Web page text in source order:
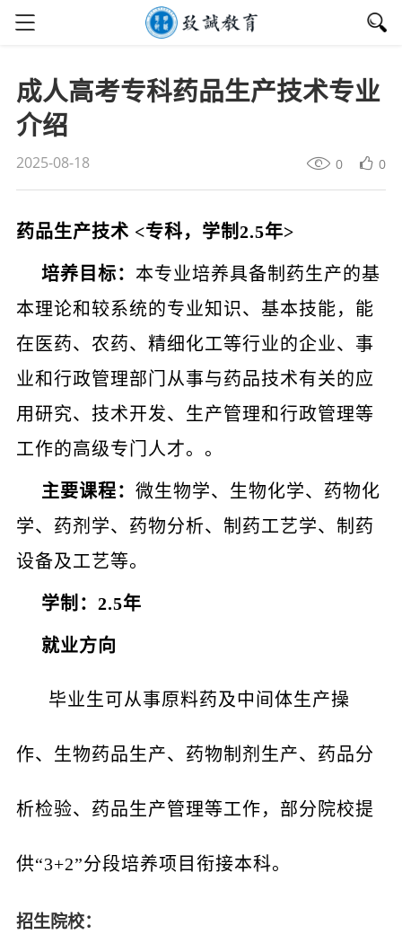
成人高考专科药品生产技术专业
介绍
2025-08-18 0 0
药品生产技术 <专科，学制 2.5年>
培养目标： 本专业培养具备制药生产的基
本理论和较系统的专业知识、基本技能，能
在医药、农药、精细化工等行业的企业、事
业和行政管理部门从事与药品技术有关的应
用研究、技术开发、生产管理和行政管理等
工作的高级专门人才。。
主要课程： 微生物学、生物化学、药物化
学、药剂学、药物分析、制药工艺学、制药
设备及工艺等。
学制：2.5年
就业方向
毕业生可从事原料药及中间体生产操
作、生物药品生产、药物制剂生产、药品分
析检验、药品生产管理等工作，部分院校提
供“3+2”分段培养项目衔接本科。
招生院校：